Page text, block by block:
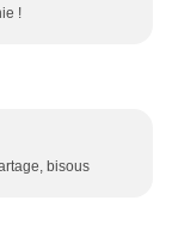
!
bisous